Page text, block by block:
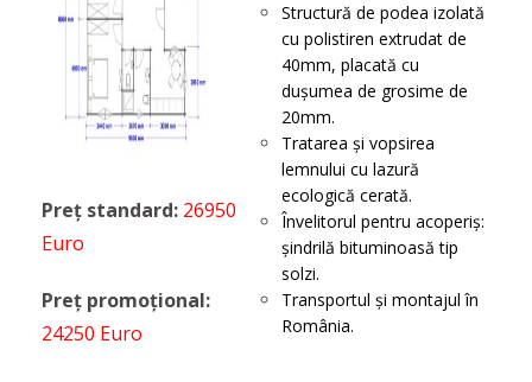
Preț standard: 26950
Euro
Preț promoțional:
24250 Euro
Structură de podea izolată
cu polistiren extrudat de
40mm, placată cu
dușumea de grosime de
20mm.
Tratarea și vopsirea
lemnului cu lazură
ecologică cerată.
Învelitorul pentru acoperiș:
șindrilă bituminoasă tip
solzi.
Transportul şi montajul în
România.